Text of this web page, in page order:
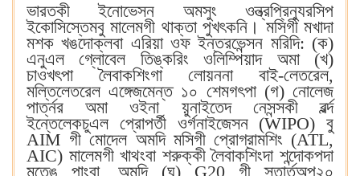
ভারতকী ইনোভেসন অমসুং ওন্ত্রপ্রিন্যুরসিপ
ইকোসিস্তেমবু মালেমগী থাক্তা পুখৎকনি‍। মসিগী মখাদা
মশক খঙদোক্লবা এরিয়া ওফ ইন্তরভেন্সন মরিদি: (ক)
এনুএল গ্লোবেল তিঙ্করিং ওলিম্পিয়াদ অমা (খ)
চাওখৎপা লৈবাকশিংগা লোয়ননা বাই-লেতরেল,
মল্তিলেতরেল এঙ্গেজমেন্ত ১০ শেমগৎপা (গ) নোলেজ
পার্ত্নর অমা ওইনা য়ুনাইতেদ নেসন্সকী ৱর্ল্দ
ইন্তেলেকচুএল প্রোপর্তী ওর্গনাইজেসন (WIPO) বু
AIM গী মোদেল অমদি মসিগী প্রোগ্রামশিং (ATL,
AIC) মালেমগী খাথংবা শরুক্কী লৈবাকশিংদা শন্দোকপদা
মতেঙ পাংবা, অমদি (ঘ) G20 গী স্তার্তঅপ২০